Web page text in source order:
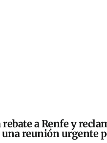
a Renfe y
reunión urgente